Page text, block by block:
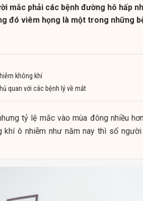
mắc phải các bệnh đường hô hấp
đó viêm họng là một trong những
không khí
quan với các bệnh lý về mắt
tỷ lệ mắc vào mùa đông nhiều
ô nhiễm như năm nay thì số